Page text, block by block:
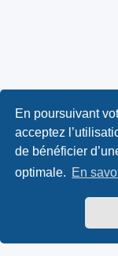
En poursuivant
acceptez
de bénéficier
optimale. En